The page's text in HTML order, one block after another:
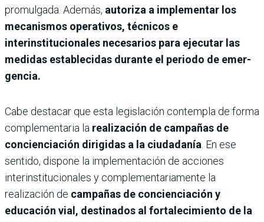
promulgada. Además, autoriza a implementar los
mecanismos operativos, técni­cos e
interinstitucionales necesarios para ejecutar las
medidas establecidas durante el periodo de emer­
gencia.
Cabe destacar que esta legislación contempla de forma
complementaria la realización de campañas de
concienciación dirigidas a la ciudadanía . En ese
sentido, dispone la implementación de acciones
interinstitucionales y complementariamente la
realización de campañas de concienciación y
educación vial, destinados al fortalecimiento de la